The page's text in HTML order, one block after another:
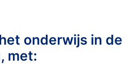
onderwijs in de
met: